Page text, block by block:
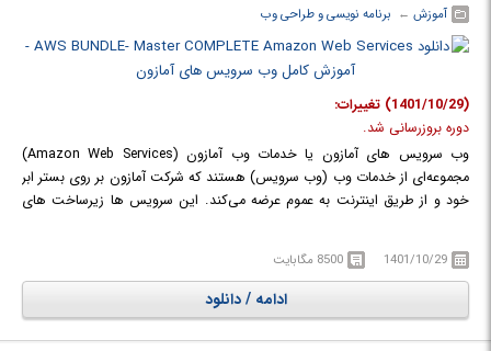
آموزش ← ‏ برنامه نویسی و طراحی وب
(1401/10/29) تغییرات:
دوره بروزرسانی شد.
وب سرویس های آمازون یا خدمات وب آمازون (Amazon Web Services)
مجموعه‌ای از خدمات وب (وب سرویس) هستند که شرکت آمازون بر روی بستر ابر
خود و از طریق اینترنت به عموم عرضه می‌کند. این سرویس ها زیرساخت های
(S3)، تحویل محتوا، پایگاه داده، تجارت الکترونیک، پرداخت و صدور صورتحساب
آغاز نمود.
در دوره آموزشی AWS BUNDLE- Master COMPLETE Amazon Web Services
1401/10/29 8500 مگابایت
ادامه / دانلود